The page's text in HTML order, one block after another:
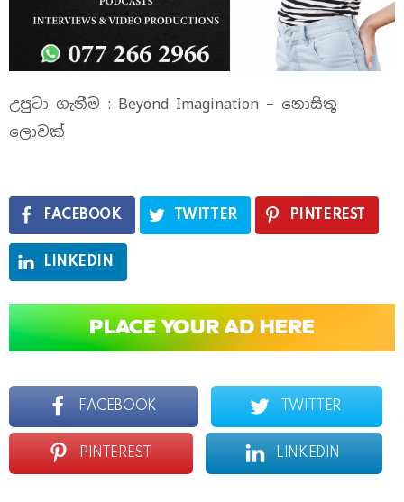
උපුටා ගැනීම : Beyond Imagination – නොසිතූ
ලොවක්
FACEBOOK TWITTER PINTEREST
LINKEDIN
FACEBOOK TWITTER
PINTEREST LINKEDIN